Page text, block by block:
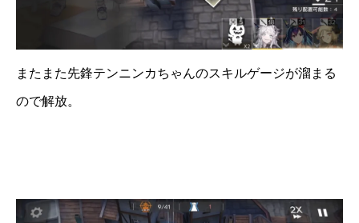
またまた先鋒テンニンカちゃんのスキルゲージが溜まる
ので解放。